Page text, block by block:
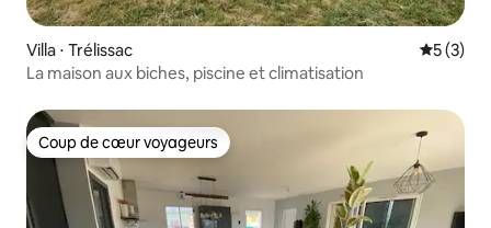
Villa ⋅ Trélissac
5 (3)
La maison aux biches, piscine et climatisation
Coup de cœur voyageurs
Coup de cœur voyageurs